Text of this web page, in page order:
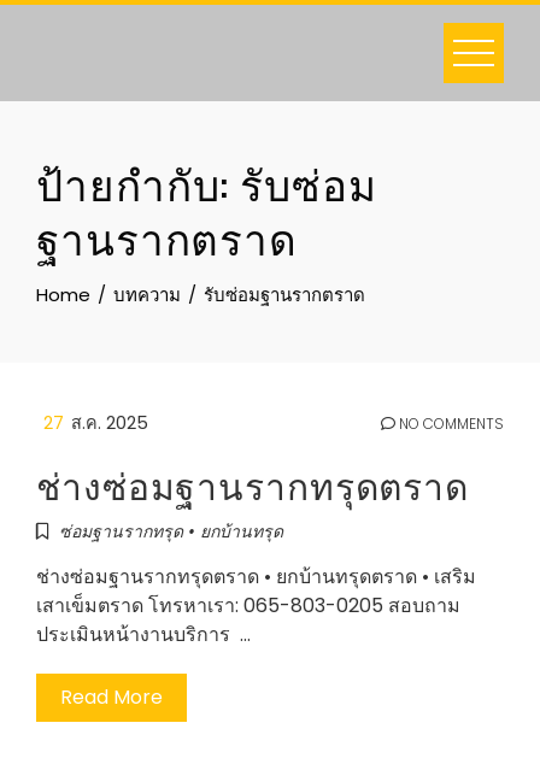
Skip
ป้ายกำกับ: รับซ่อม
ฐานรากตราด
Home บทความ รับซ่อมฐานรากตราด
27 ส.ค. 2025 NO COMMENTS
ช่างซ่อมฐานรากทรุดตราด
ซ่อมฐานรากทรุด • ยกบ้านทรุด
ช่างซ่อมฐานรากทรุดตราด • ยกบ้านทรุดตราด • เสริม
เสาเข็มตราด โทรหาเรา: 065-803-0205 สอบถาม
ประเมินหน้างานบริการ …
Read More